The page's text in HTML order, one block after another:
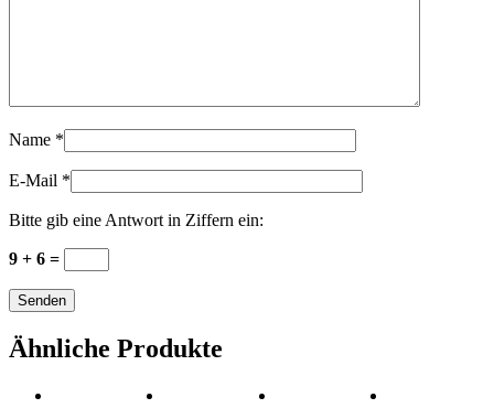
Name *
E-Mail *
Bitte gib eine Antwort in Ziffern ein:
9 + 6 =
Ähnliche Produkte